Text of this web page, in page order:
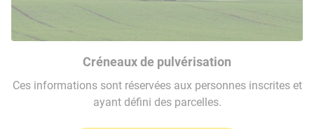
Créneaux de pulvérisation
Ces informations sont réservées aux personnes inscrites et
ayant défini des parcelles.